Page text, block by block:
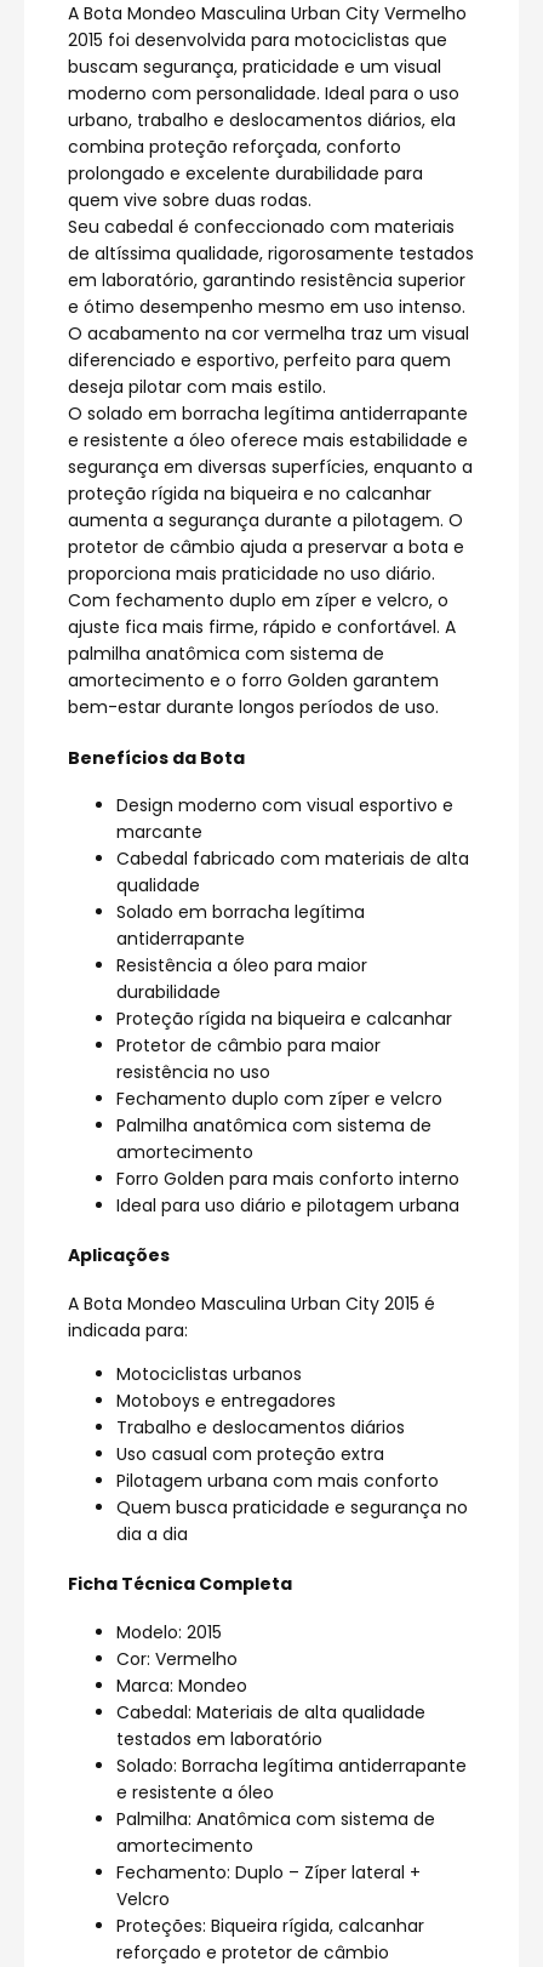
A Bota Mondeo Masculina Urban City Vermelho
2015 foi desenvolvida para motociclistas que
buscam segurança, praticidade e um visual
moderno com personalidade. Ideal para o uso
urbano, trabalho e deslocamentos diários, ela
combina proteção reforçada, conforto
prolongado e excelente durabilidade para
quem vive sobre duas rodas.
Seu cabedal é confeccionado com materiais
de altíssima qualidade, rigorosamente testados
em laboratório, garantindo resistência superior
e ótimo desempenho mesmo em uso intenso.
O acabamento na cor vermelha traz um visual
diferenciado e esportivo, perfeito para quem
deseja pilotar com mais estilo.
O solado em borracha legítima antiderrapante
e resistente a óleo oferece mais estabilidade e
segurança em diversas superfícies, enquanto a
proteção rígida na biqueira e no calcanhar
aumenta a segurança durante a pilotagem. O
protetor de câmbio ajuda a preservar a bota e
proporciona mais praticidade no uso diário.
Com fechamento duplo em zíper e velcro, o
ajuste fica mais firme, rápido e confortável. A
palmilha anatômica com sistema de
amortecimento e o forro Golden garantem
bem-estar durante longos períodos de uso.
Benefícios da Bota
Design moderno com visual esportivo e
marcante
Cabedal fabricado com materiais de alta
qualidade
Solado em borracha legítima
antiderrapante
Resistência a óleo para maior
durabilidade
Proteção rígida na biqueira e calcanhar
Protetor de câmbio para maior
resistência no uso
Fechamento duplo com zíper e velcro
Palmilha anatômica com sistema de
amortecimento
Forro Golden para mais conforto interno
Ideal para uso diário e pilotagem urbana
Aplicações
A Bota Mondeo Masculina Urban City 2015 é
indicada para:
Motociclistas urbanos
Motoboys e entregadores
Trabalho e deslocamentos diários
Uso casual com proteção extra
Pilotagem urbana com mais conforto
Quem busca praticidade e segurança no
dia a dia
Ficha Técnica Completa
Modelo: 2015
Cor: Vermelho
Marca: Mondeo
Cabedal: Materiais de alta qualidade
testados em laboratório
Solado: Borracha legítima antiderrapante
e resistente a óleo
Palmilha: Anatômica com sistema de
amortecimento
Fechamento: Duplo – Zíper lateral +
Velcro
Proteções: Biqueira rígida, calcanhar
reforçado e protetor de câmbio